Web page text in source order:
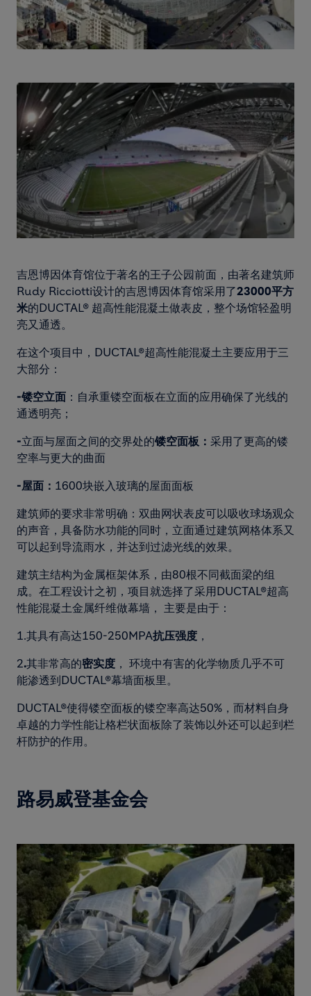
吉恩博因体育馆位于著名的王子公园前面，由著名建筑师
Rudy Ricciotti设计的吉恩博因体育馆采用了23000平方
米的DUCTAL® 超高性能混凝土做表皮，整个场馆轻盈明
亮又通透。
在这个项目中，DUCTAL®超高性能混凝土主要应用于三
大部分：
-镂空立面 ：自承重镂空面板在立面的应用确保了光线的
通透明亮；
-立面与屋面之间的交界处的镂空面板： 采用了更高的镂
空率与更大的曲面
-屋面： 1600块嵌入玻璃的屋面面板
建筑师的要求非常明确：双曲网状表皮可以吸收球场观众
的声音，具备防水功能的同时，立面通过建筑网格体系又
可以起到导流雨水，并达到过滤光线的效果。
建筑主结构为金属框架体系，由80根不同截面梁的组
成。在工程设计之初，项目就选择了采用DUCTAL®超高
性能混凝土金属纤维做幕墙， 主要是由于：
1.其具有高达150-250MPA抗压强度 ，
2.其非常高的密实度 ， 环境中有害的化学物质几乎不可
能渗透到DUCTAL®幕墙面板里。
DUCTAL®使得镂空面板的镂空率高达50%，而材料自身
卓越的力学性能让格栏状面板除了装饰以外还可以起到栏
杆防护的作用。
路易威登基金会